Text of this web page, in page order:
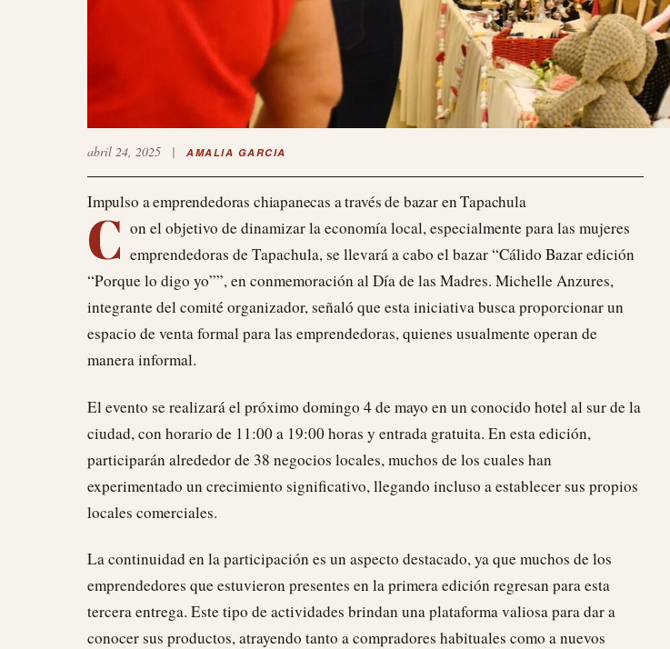
abril 24, 2025 | AMALIA GARCIA
Impulso a emprendedoras chiapanecas a través de bazar en Tapachula
C on el objetivo de dinamizar la economía local, especialmente para las mujeres
emprendedoras de Tapachula, se llevará a cabo el bazar “Cálido Bazar edición
“Porque lo digo yo””, en conmemoración al Día de las Madres. Michelle Anzures,
integrante del comité organizador, señaló que esta iniciativa busca proporcionar un
espacio de venta formal para las emprendedoras, quienes usualmente operan de
manera informal.
El evento se realizará el próximo domingo 4 de mayo en un conocido hotel al sur de la
ciudad, con horario de 11:00 a 19:00 horas y entrada gratuita. En esta edición,
participarán alrededor de 38 negocios locales, muchos de los cuales han
experimentado un crecimiento significativo, llegando incluso a establecer sus propios
locales comerciales.
La continuidad en la participación es un aspecto destacado, ya que muchos de los
emprendedores que estuvieron presentes en la primera edición regresan para esta
tercera entrega. Este tipo de actividades brindan una plataforma valiosa para dar a
conocer sus productos, atrayendo tanto a compradores habituales como a nuevos